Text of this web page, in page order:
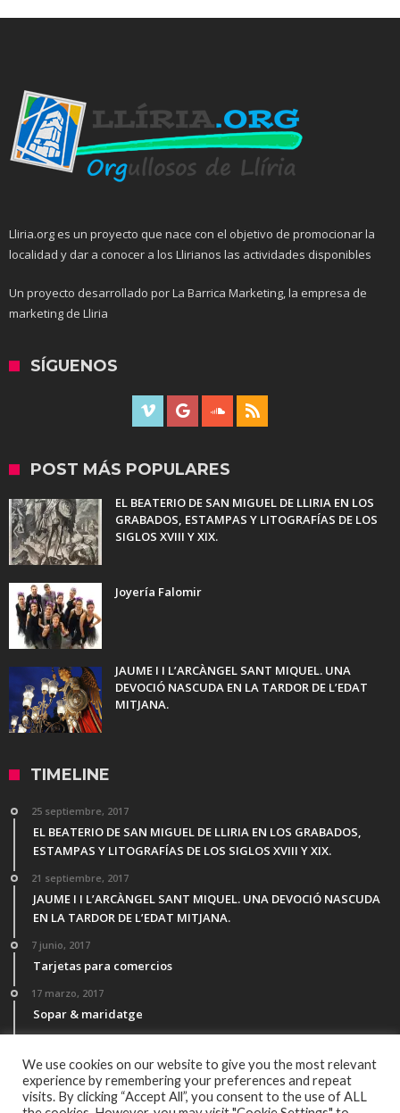
Lliria.org es un proyecto que nace con el objetivo de promocionar la
localidad y dar a conocer a los Llirianos las actividades disponibles
Un proyecto desarrollado por La Barrica Marketing, la empresa de
marketing de Lliria
SÍGUENOS
POST MÁS POPULARES
EL BEATERIO DE SAN MIGUEL DE LLIRIA EN LOS
GRABADOS, ESTAMPAS Y LITOGRAFÍAS DE LOS
SIGLOS XVIII Y XIX.
Joyería Falomir
JAUME I I L’ARCÀNGEL SANT MIQUEL. UNA
DEVOCIÓ NASCUDA EN LA TARDOR DE L’EDAT
MITJANA.
TIMELINE
25 septiembre, 2017
EL BEATERIO DE SAN MIGUEL DE LLIRIA EN LOS GRABADOS,
ESTAMPAS Y LITOGRAFÍAS DE LOS SIGLOS XVIII Y XIX.
21 septiembre, 2017
JAUME I I L’ARCÀNGEL SANT MIQUEL. UNA DEVOCIÓ NASCUDA
EN LA TARDOR DE L’EDAT MITJANA.
7 junio, 2017
Tarjetas para comercios
17 marzo, 2017
Sopar & maridatge
Menú Desgutación Segle XXI
We use cookies on our website to give you the most relevant
experience by remembering your preferences and repeat
visits. By clicking “Accept All”, you consent to the use of ALL